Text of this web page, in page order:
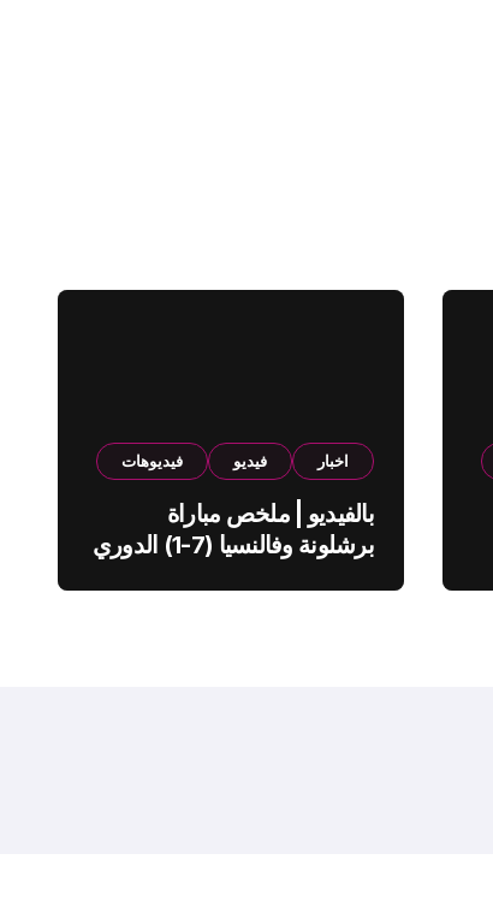
اخبار فيديو فيديوهات
بالفيديو | ملخص مباراة
برشلونة وفالنسيا (7-1) الدوري